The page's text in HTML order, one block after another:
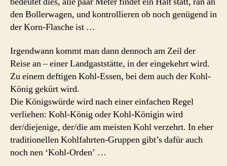
den Bollerwagen, und kontrollieren ob noch genügend in
der Korn-Flasche ist …
Irgendwann kommt man dann dennoch am Zeil der
Reise an – einer Landgaststätte, in der eingekehrt wird.
Zu einem deftigen Kohl-Essen, bei dem auch der Kohl-
König gekürt wird.
Die Königswürde wird nach einer einfachen Regel
verliehen: Kohl-König oder Kohl-Königin wird
der/diejenige, der/die am meisten Kohl verzehrt. In eher
traditionellen Kohlfahrten-Gruppen gibt’s dafür auch
noch nen ‘Kohl-Orden’ …